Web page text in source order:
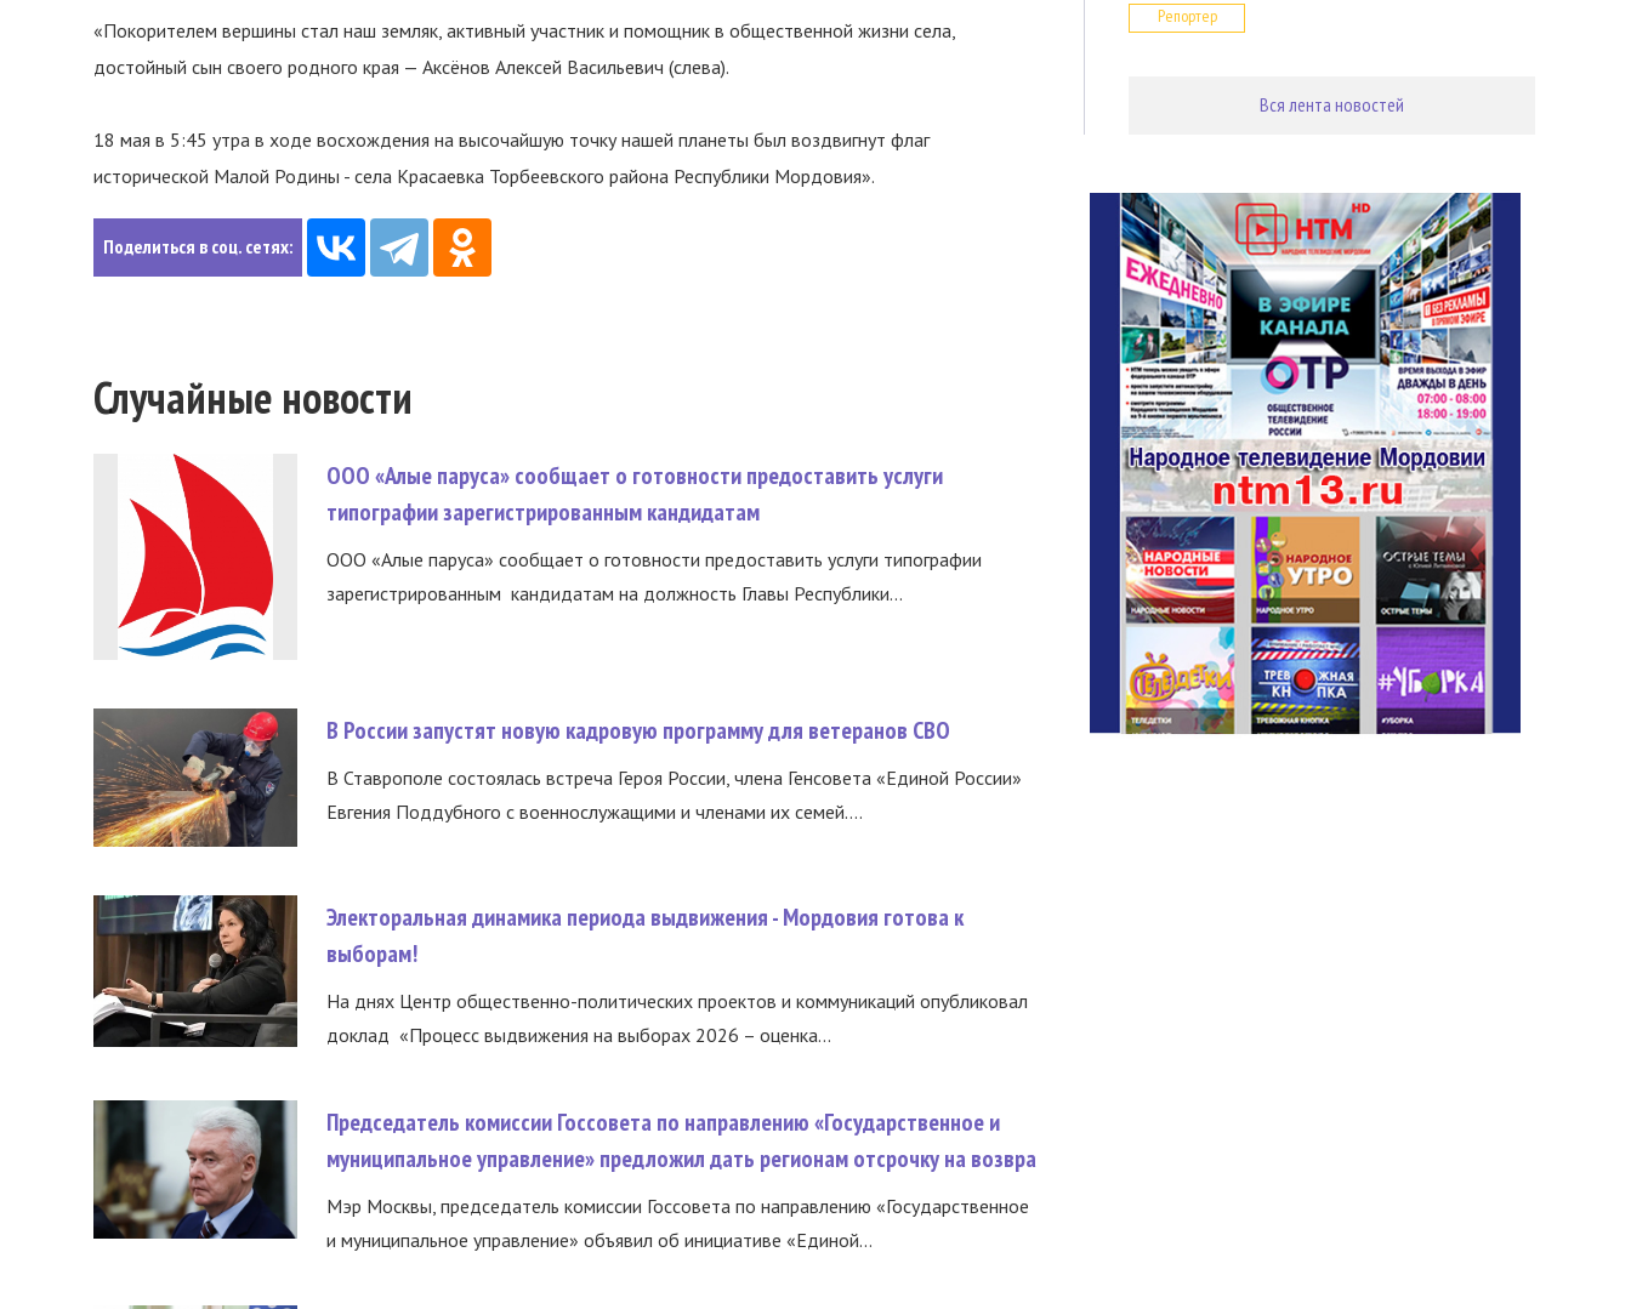
«Покорителем вершины стал наш земляк, активный участник и помощник в общественной жизни села,
достойный сын своего родного края — Аксёнов Алексей Васильевич (слева).
18 мая в 5:45 утра в ходе восхождения на высочайшую точку нашей планеты был воздвигнут флаг
исторической Малой Родины - села Красаевка Торбеевского района Республики Мордовия».
Поделиться в соц. сетях:
Случайные новости
ООО «Алые паруса» сообщает о готовности предоставить услуги
типографии зарегистрированным кандидатам
ООО «Алые паруса» сообщает о готовности предоставить услуги типографии
зарегистрированным кандидатам на должность Главы Республики...
В России запустят новую кадровую программу для ветеранов СВО
В Ставрополе состоялась встреча Героя России, члена Генсовета «Единой России»
Евгения Поддубного с военнослужащими и членами их семей....
Электоральная динамика периода выдвижения - Мордовия готова к
выборам!
На днях Центр общественно-политических проектов и коммуникаций опубликовал
доклад «Процесс выдвижения на выборах 2026 – оценка...
Председатель комиссии Госсовета по направлению «Государственное и
муниципальное управление» предложил дать регионам отсрочку на возвра
Мэр Москвы, председатель комиссии Госсовета по направлению «Государственное
и муниципальное управление» объявил об инициативе «Единой...
Репортер
Вся лента новостей